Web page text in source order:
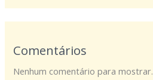
Comentários
Nenhum comentário para mostrar.